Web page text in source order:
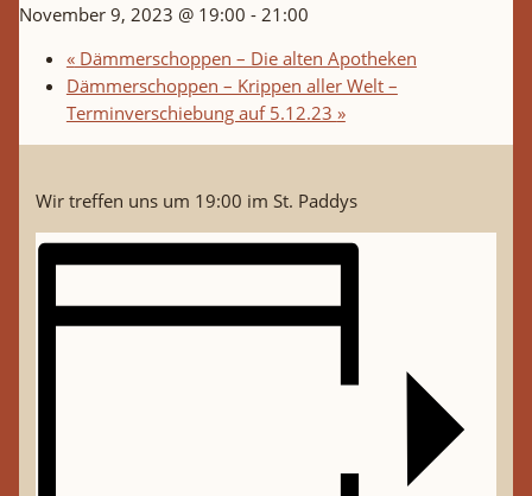
November 9, 2023 @ 19:00 - 21:00
«Dämmerschoppen – Die alten Apotheken
Dämmerschoppen – Krippen aller Welt –
Terminverschiebung auf 5.12.23 »
Wir treffen uns um 19:00 im St. Paddys